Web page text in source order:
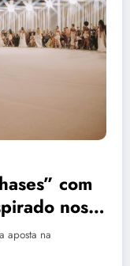
com
nos
grega
aposta na